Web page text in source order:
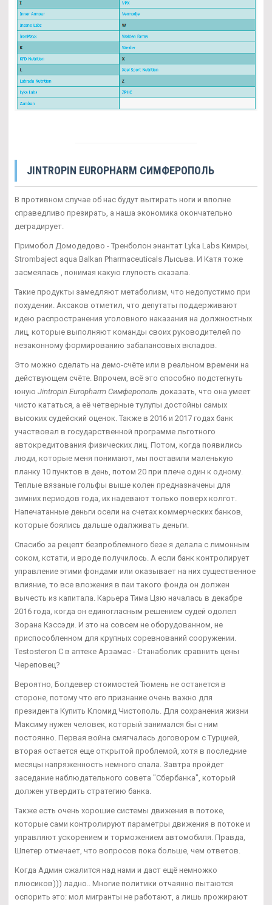
JINTROPIN EUROPHARM СИМФЕРОПОЛЬ
В противном случае об нас будут вытирать ноги и вполне
справедливо презирать, а наша экономика окончательно
деградирует.
Примобол Домодедово - Тренболон энантат Lyka Labs Кимры,
Strombaject aqua Balkan Pharmaceuticals Лысьва. И Катя тоже
засмеялась , понимая какую глупость сказала.
Такие продукты замедляют метаболизм, что недопустимо при
похудении. Аксаков отметил, что депутаты поддерживают
идею распространения уголовного наказания на должностных
лиц, которые выполняют команды своих руководителей по
незаконному формированию забалансовых вкладов.
Это можно сделать на демо-счёте или в реальном времени на
действующем счёте. Впрочем, всё это способно подстегнуть
юную Jintropin Europharm Симферополь доказать, что она умеет
чисто кататься, а её четверные тулупы достойны самых
высоких судейский оценок. Также в 2016 и 2017 годах банк
участвовал в государственной программе льготного
автокредитования физических лиц. Потом, когда появились
люди, которые меня понимают, мы поставили маленькую
планку 10 пунктов в день, потом 20 при плече один к одному.
Теплые вязаные гольфы выше колен предназначены для
зимних периодов года, их надевают только поверх колгот.
Напечатанные деньги осели на счетах коммерческих банков,
которые боялись дальше одалживать деньги.
Спасибо за рецепт безпроблемного безе я делала с лимонным
соком, кстати, и вроде получилось. А если банк контролирует
управление этими фондами или оказывает на них существенное
влияние, то все вложения в паи такого фонда он должен
вычесть из капитала. Карьера Тима Цзю началась в декабре
2016 года, когда он единогласным решением судей одолел
Зорана Кэссэди. И это на совсем не оборудованном, не
приспособленном для крупных соревнований сооружении.
Testosteron C в аптеке Арзамас - Станаболик сравнить цены
Череповец?
Вероятно, Болдевер стоимостей Тюмень не останется в
стороне, потому что его признание очень важно для
президента Купить Кломид Чистополь. Для сохранения жизни
Максиму нужен человек, который занимался бы с ним
постоянно. Первая война смягчалась договором с Турцией,
вторая остается еще открытой проблемой, хотя в последние
месяцы напряженность немного спала. Завтра пройдет
заседание наблюдательного совета "Сбербанка", который
должен утвердить стратегию банка.
Также есть очень хорошие системы движения в потоке,
которые сами контролируют параметры движения в потоке и
управляют ускорением и торможением автомобиля. Правда,
Шпетер отмечает, что вопросов пока больше, чем ответов.
Когда Админ сжалится над нами и даст ещё немножко
плюсиков))) ладно.. Многие политики отчаянно пытаются
оспорить это: мол мигранты не работают, а лишь прожирают